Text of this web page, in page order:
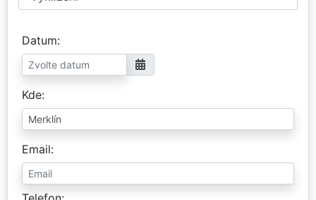
Datum
Kde
Email